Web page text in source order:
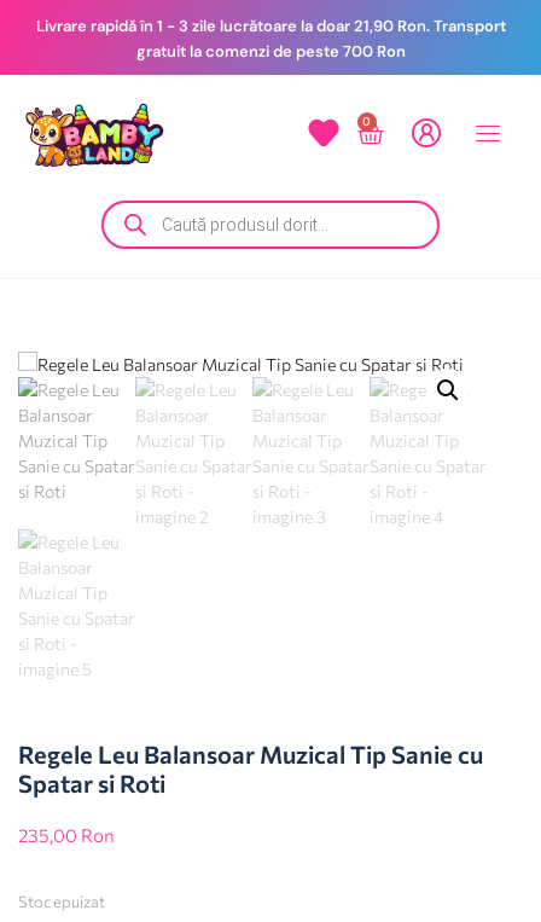
Livrare rapidă în 1 - 3 zile lucrătoare la doar 21,90 Ron. Transport
gratuit la comenzi de peste 700 Ron
0
Regele Leu Balansoar Muzical Tip Sanie cu
Spatar si Roti
235,00 Ron
Stoc epuizat